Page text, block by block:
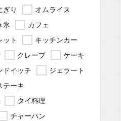
ぎり
オムライス
氷
カフェ
ット
キッチンカー
クレープ
ケーキ
ドイッチ
ジェラート
テーキ
タイ料理
チャーハン